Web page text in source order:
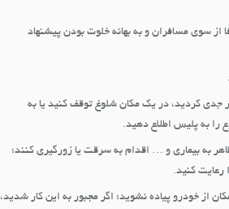
از سوی مسافران و به بهانه خلوت بودن پیشنهاد
کردید، در یک مکان شلوغ توقف کنید یا به
را به پلیس اطلاع دهید.
به بیماری و … اقدام به سرقت یا زورگیری کنند؛
رعایت کنید.
از خودرو پیاده نشوید؛ اگر مجبور به این کار شدید،